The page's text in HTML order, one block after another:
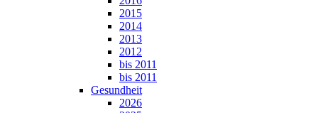
2015
2014
2013
2012
bis 2011
bis 2011
Gesundheit
2026